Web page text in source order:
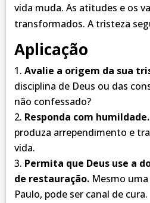
vida muda. As atitudes e os
transformados. A tristeza
Aplicação
Avalie a origem da sua
disciplina de Deus ou das
não confessado?
Responda com humildade.
produza arrependimento e
vida.
Permita que Deus use a
de restauração. Mesmo
Paulo, pode ser canal de cura.